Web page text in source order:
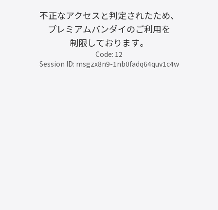
不正なアクセスと判定されたため、
プレミアムバンダイのご利用を
制限しております。
Code: 12
Session ID: msgzx8n9-1nb0fadq64quv1c4w